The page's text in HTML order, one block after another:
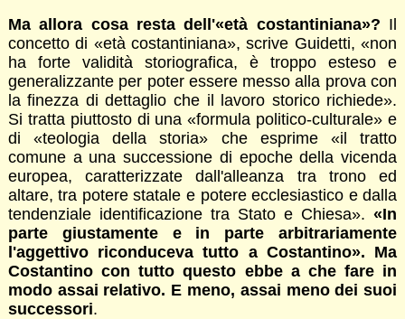
Ma allora cosa resta dell'«età costantiniana»? Il
concetto di «età costantiniana», scrive Guidetti, «non
ha forte validità storiografica, è troppo esteso e
generalizzante per poter essere messo alla prova con
la finezza di dettaglio che il lavoro storico richiede».
Si tratta piuttosto di una «formula politico-culturale» e
di «teologia della storia» che esprime «il tratto
comune a una successione di epoche della vicenda
europea, caratterizzate dall'alleanza tra trono ed
altare, tra potere statale e potere ecclesiastico e dalla
tendenziale identificazione tra Stato e Chiesa».«In
parte giustamente e in parte arbitrariamente
l'aggettivo riconduceva tutto a Costantino». Ma
Costantino con tutto questo ebbe a che fare in
modo assai relativo. E meno, assai meno dei suoi
successori.